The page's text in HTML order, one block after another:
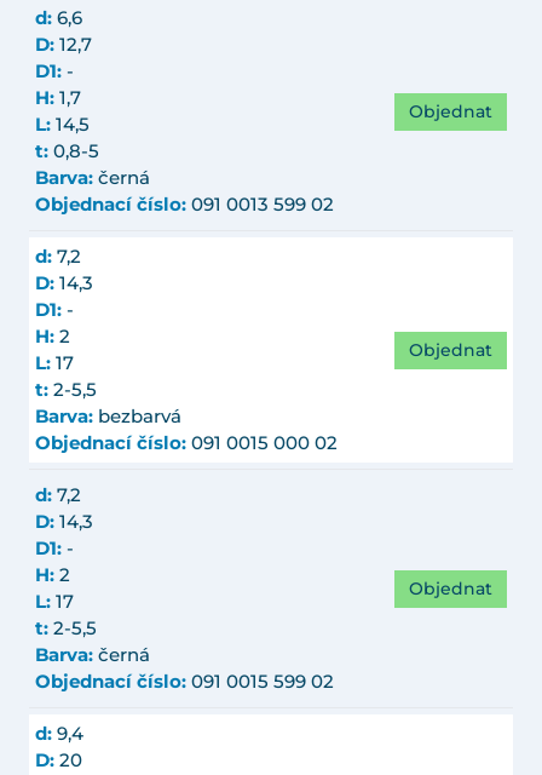
d: 6,6
D: 12,7
D1: -
H: 1,7
L: 14,5
t: 0,8-5
Barva: černá
Objednací číslo: 091 0013 599 02
Objednat
d: 7,2
D: 14,3
D1: -
H: 2
L: 17
t: 2-5,5
Barva: bezbarvá
Objednací číslo: 091 0015 000 02
Objednat
d: 7,2
D: 14,3
D1: -
H: 2
L: 17
t: 2-5,5
Barva: černá
Objednací číslo: 091 0015 599 02
Objednat
d: 9,4
D: 20